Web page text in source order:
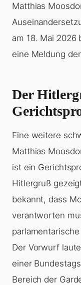
Matthias
am 18. Mai 2026
eine Meldung
Der
Eine weitere
Matthias
ist ein
Hitlergruß
bekannt, dass
verantworten
Der Vorwurf
einer
Bereich der